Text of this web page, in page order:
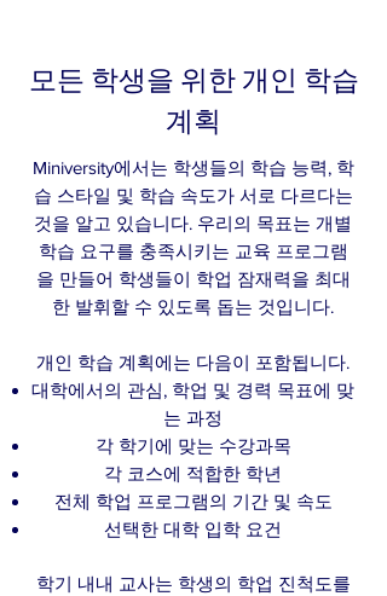
모든 학생을 위한 개인 학습
계획
Miniversity에서는 학생들의 학습 능력, 학
습 스타일 및 학습 속도가 서로 다르다는
것을 알고 있습니다. 우리의 목표는 개별
학습 요구를 충족시키는 교육 프로그램
을 만들어 학생들이 학업 잠재력을 최대
한 발휘할 수 있도록 돕는 것입니다.
개인 학습 계획에는 다음이 포함됩니다.
대학에서의 관심, 학업 및 경력 목표에 맞
는 과정
각 학기에 맞는 수강과목
각 코스에 적합한 학년
전체 학업 프로그램의 기간 및 속도
선택한 대학 입학 요건
학기 내내 교사는 학생의 학업 진척도를